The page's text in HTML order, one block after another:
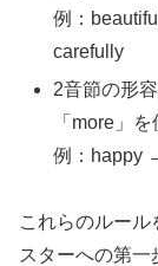
例：
carefully
2音節の形
「more」を
例：happy
これらのルー
スターへの第一